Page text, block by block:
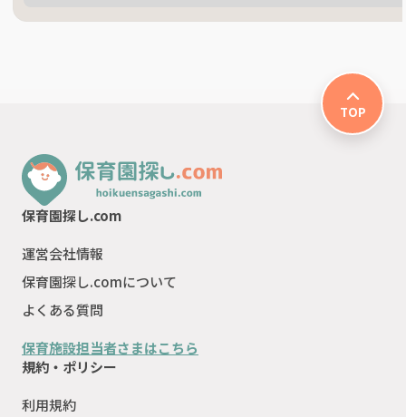
TOP
保育園探し.com
運営会社情報
保育園探し.comについて
よくある質問
保育施設担当者さまはこちら
規約・ポリシー
利用規約